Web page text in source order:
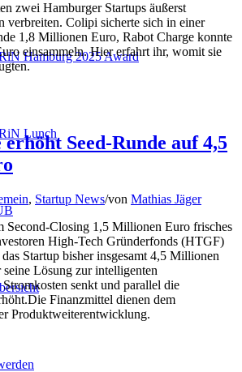
Hamburg 2025 Award
Lunch
zwei Hamburger Startups äußerst
verbreiten. Colipi sicherte sich in einer
1,8 Millionen Euro, Rabot Charge konnte
einsammeln. Hier erfahrt ihr, womit sie
Seed-Runde auf 4,5
, Startup News/von Mathias Jäger
Second-Closing 1,5 Millionen Euro frisches
High-Tech Gründerfonds (HTGF)
Startup bisher insgesamt 4,5 Millionen
Lösung zur intelligenten
senkt und parallel die
Finanzmittel dienen dem
Produktweiterentwicklung.